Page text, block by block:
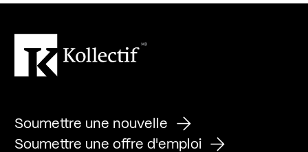
Soumettre une nouvelle
Soumettre une offre d'emploi